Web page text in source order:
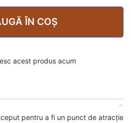
ÎN COȘ
acest produs acum
pentru a fi un punct de atracție